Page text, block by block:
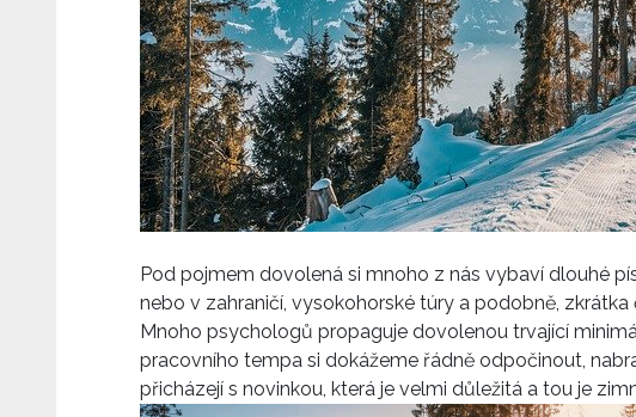
Pod pojmem dovolená si mnoho z nás vybaví dlouhé
nebo v zahraničí, vysokohorské túry a podobně,
Mnoho psychologů propaguje dovolenou trvající
pracovního tempa si dokážeme řádně odpočinout,
přicházejí s novinkou, která je velmi důležitá a tou je